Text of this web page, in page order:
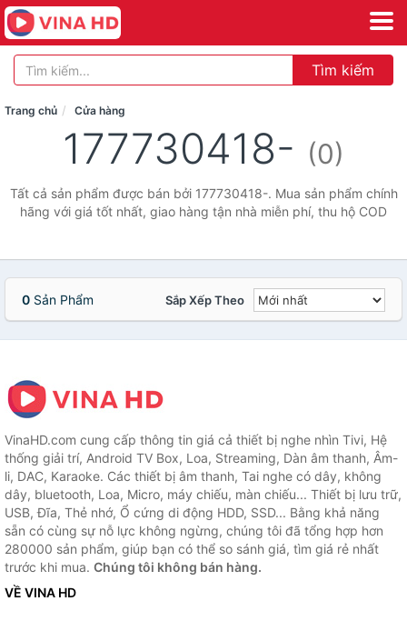
Tìm kiếm
Trang chủ Cửa hàng
177730418- (0)
Tất cả sản phẩm được bán bởi 177730418-. Mua sản phẩm chính
hãng với giá tốt nhất, giao hàng tận nhà miễn phí, thu hộ COD
0 Sản Phẩm Sắp Xếp Theo
VinaHD.com cung cấp thông tin giá cả thiết bị nghe nhìn Tivi, Hệ
thống giải trí, Android TV Box, Loa, Streaming, Dàn âm thanh, Âm-
li, DAC, Karaoke. Các thiết bị âm thanh, Tai nghe có dây, không
dây, bluetooth, Loa, Micro, máy chiếu, màn chiếu... Thiết bị lưu trữ,
USB, Đĩa, Thẻ nhớ, Ổ cứng di động HDD, SSD... Bằng khả năng
sẵn có cùng sự nỗ lực không ngừng, chúng tôi đã tổng hợp hơn
280000 sản phẩm, giúp bạn có thể so sánh giá, tìm giá rẻ nhất
trước khi mua. Chúng tôi không bán hàng.
VỀ VINA HD